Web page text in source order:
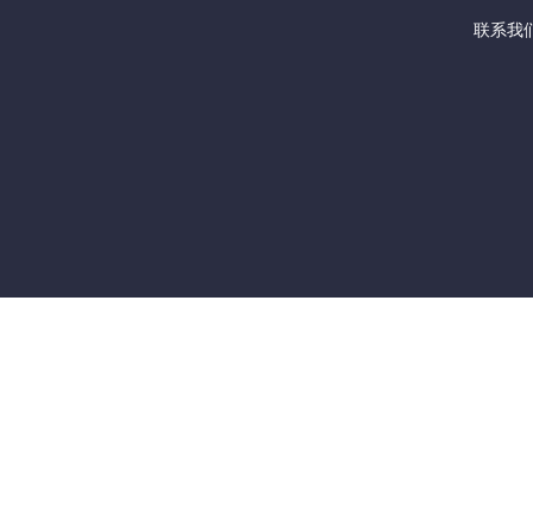
联系我